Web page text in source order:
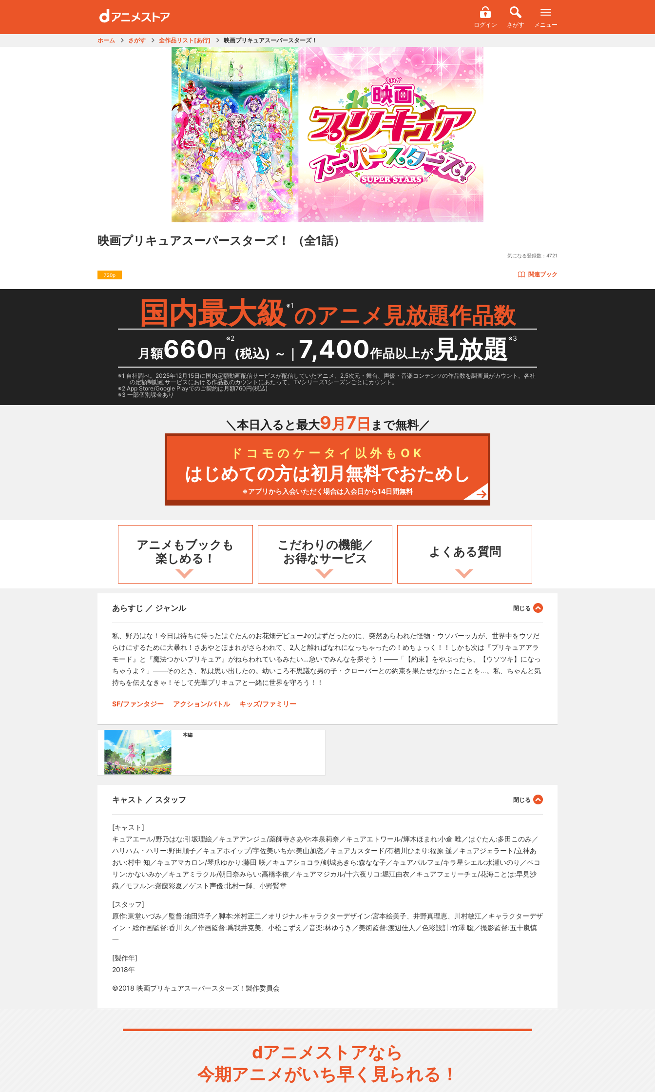
ログイン さがす メニュー
ホーム さがす 全作品リスト[あ行] 映画プリキュアスーパースターズ！
映画プリキュアスーパースターズ！ （全1話）
気になる登録数： 4721
720p 関連ブック
国内最大級 ※1のアニメ見放題作品数
月額660 円
※2
(税込) ～ ｜ 7,400作品以上が 見放題※3
1 自社調べ。2025年12月15日に国内定額動画配信サービスが配信していたアニメ、2.5次元・舞台、声優・音楽コンテンツの作品数を調査員がカウント。各社
の定額制動画サービスにおける作品数のカウントにあたって、TVシリーズ1シーズンごとにカウント。
2 App Store/Google Playでのご契約は月額760円(税込)
3 一部個別課金あり
＼本日入ると最大9月 7 日 まで無料／
ドコモのケータイ以外もOK
はじめての方は初月無料でおためし
※アプリから入会いただく場合は入会日から14日間無料
アニメもブックも
楽しめる！
こだわりの機能／
お得なサービス
よくある質問
あらすじ ／ ジャンル
私、野乃はな！今日は待ちに待ったはぐたんのお花畑デビュー♪のはずだったのに、突然あらわれた怪物・ウソバーッカが、世界中をウソだ
らけにするために大暴れ！さあやとほまれがさらわれて、2人と離ればなれになっちゃったの！めちょっく！！しかも次は『プリキュアアラ
モード』と『魔法つかいプリキュア』がねらわれているみたい…急いでみんなを探そう！――「【約束】をやぶったら、【ウソツキ】になっ
ちゃうよ？」――そのとき、私は思い出したの。幼いころ不思議な男の子・クローバーとの約束を果たせなかったことを…。私、ちゃんと気
持ちを伝えなきゃ！そして先輩プリキュアと一緒に世界を守ろう！！
SF/ファンタジー アクション/バトル キッズ/ファミリー
本編
キャスト ／ スタッフ
[キャスト]
キュアエール/野乃はな:引坂理絵／キュアアンジュ/薬師寺さあや:本泉莉奈／キュアエトワール/輝木ほまれ:小倉 唯／はぐたん:多田このみ／
ハリハム・ハリー:野田順子／キュアホイップ/宇佐美いちか:美山加恋／キュアカスタード/有栖川ひまり:福原 遥／キュアジェラート/立神あ
おい:村中 知／キュアマカロン/琴爪ゆかり:藤田 咲／キュアショコラ/剣城あきら:森なな子／キュアパルフェ/キラ星シエル:水瀬いのり／ペコ
リン:かないみか／キュアミラクル/朝日奈みらい:高橋李依／キュアマジカル/十六夜リコ:堀江由衣／キュアフェリーチェ/花海ことは:早見沙
織／モフルン:齋藤彩夏／ゲスト声優:北村一輝、小野賢章
[スタッフ]
原作:東堂いづみ／監督:池田洋子／脚本:米村正二／オリジナルキャラクターデザイン:宮本絵美子、井野真理恵、川村敏江／キャラクターデザ
イン・総作画監督:香川 久／作画監督:爲我井克美、小松こずえ／音楽:林ゆうき／美術監督:渡辺佳人／色彩設計:竹澤 聡／撮影監督:五十嵐慎
一
[製作年]
2018年
©2018 映画プリキュアスーパースターズ！製作委員会
dアニメストアなら
今期アニメがいち早く見られる！